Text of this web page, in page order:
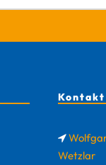
Kontakt
Wetzlar